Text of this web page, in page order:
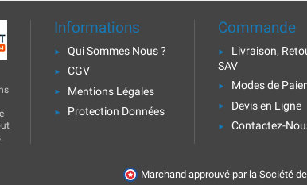
Informations
Qui Sommes Nous ?
CGV
Mentions Légales
Protection Données
Commande
Livraison,
SAV
Modes de
Devis en Ligne
Contactez-
Marchand approuvé par la Société